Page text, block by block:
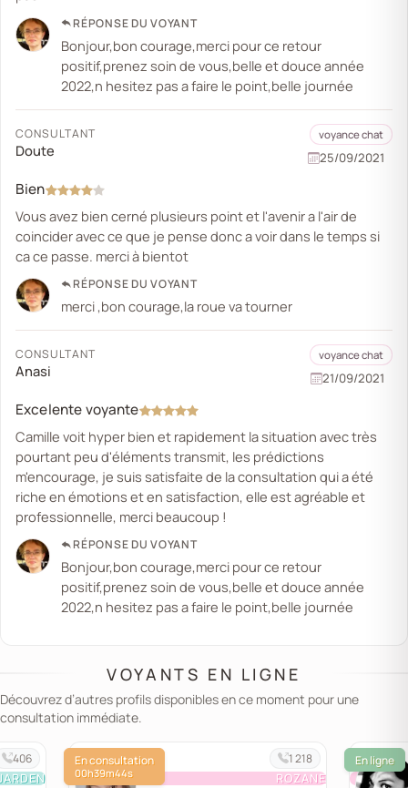
RÉPONSE DU VOYANT
Bonjour,bon courage,merci pour ce retour
positif,prenez soin de vous,belle et douce année
2022,n hesitez pas a faire le point,belle journée
CONSULTANT
Doute
voyance chat
25/09/2021
Bien
Vous avez bien cerné plusieurs point et l'avenir a l'air de
coincider avec ce que je pense donc a voir dans le temps si
ca ce passe. merci à bientot
RÉPONSE DU VOYANT
merci ,bon courage,la roue va tourner
CONSULTANT
Anasi
voyance chat
21/09/2021
Excelente voyante
Camille voit hyper bien et rapidement la situation avec très
pourtant peu d'éléments transmit, les prédictions
m'encourage, je suis satisfaite de la consultation qui a été
riche en émotions et en satisfaction, elle est agréable et
professionnelle, merci beaucoup !
RÉPONSE DU VOYANT
Bonjour,bon courage,merci pour ce retour
positif,prenez soin de vous,belle et douce année
2022,n hesitez pas a faire le point,belle journée
VOYANTS EN LIGNE
Découvrez d’autres profils disponibles en ce moment pour une
consultation immédiate.
406
00h39m44s
1 218
ROZANE